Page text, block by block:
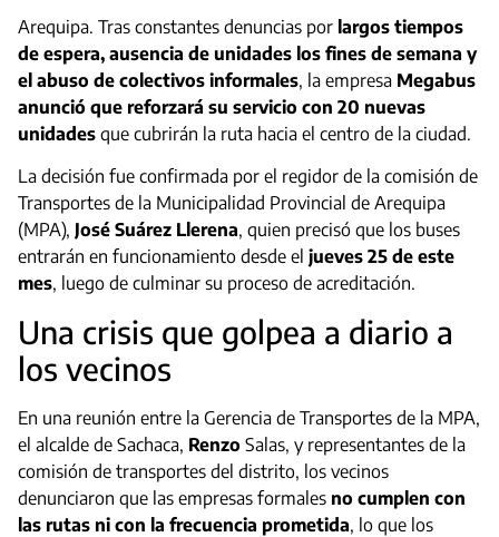
Arequipa. Tras constantes denuncias por largos tiempos
de espera, ausencia de unidades los fines de semana y
el abuso de colectivos informales, la empresa Megabus
anunció que reforzará su servicio con 20 nuevas
unidades que cubrirán la ruta hacia el centro de la ciudad.
La decisión fue confirmada por el regidor de la comisión de
Transportes de la Municipalidad Provincial de Arequipa
(MPA), José Suárez Llerena, quien precisó que los buses
entrarán en funcionamiento desde el jueves 25 de este
mes, luego de culminar su proceso de acreditación.
Una crisis que golpea a diario a
los vecinos
En una reunión entre la Gerencia de Transportes de la MPA,
el alcalde de Sachaca, Renzo Salas, y representantes de la
comisión de transportes del distrito, los vecinos
denunciaron que las empresas formales no cumplen con
las rutas ni con la frecuencia prometida, lo que los